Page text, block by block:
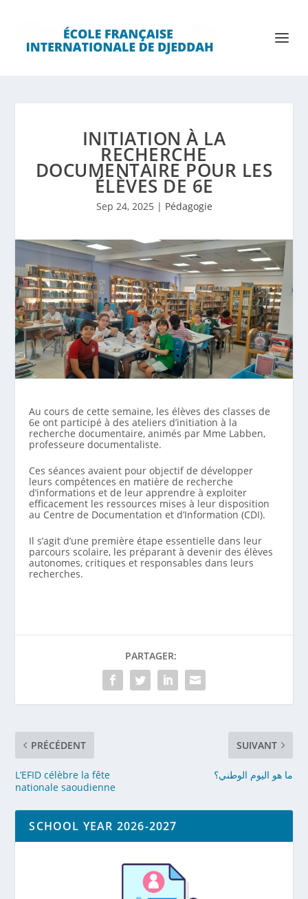
INITIATION À LA
RECHERCHE
DOCUMENTAIRE POUR LES
ÉLÈVES DE 6E
Sep 24, 2025 | Pédagogie
Au cours de cette semaine, les élèves des classes de
6e ont participé à des ateliers d’initiation à la
recherche documentaire, animés par Mme Labben,
professeure documentaliste.
Ces séances avaient pour objectif de développer
leurs compétences en matière de recherche
d’informations et de leur apprendre à exploiter
efficacement les ressources mises à leur disposition
au Centre de Documentation et d’Information (CDI).
Il s’agit d’une première étape essentielle dans leur
parcours scolaire, les préparant à devenir des élèves
autonomes, critiques et responsables dans leurs
recherches.
PARTAGER:
PRÉCÉDENT
L’EFID célèbre la fête
nationale saoudienne
SUIVANT
ما هو اليوم الوطني؟
SCHOOL YEAR 2026-2027